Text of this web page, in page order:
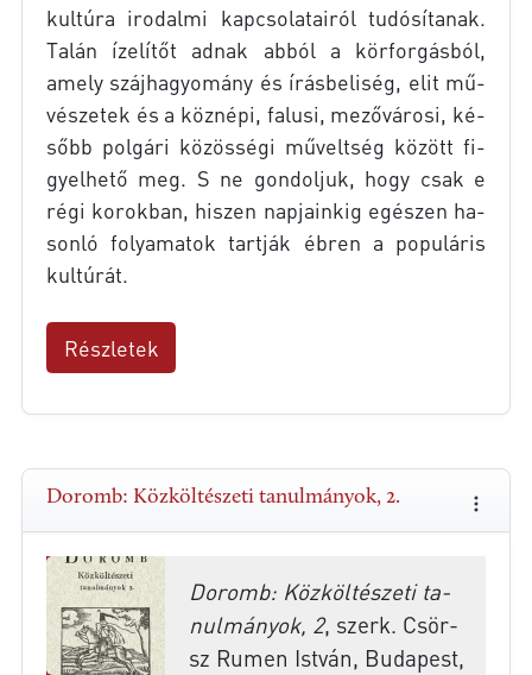
kul­tú­ra iro­dal­mi kap­cso­la­ta­i­ról tu­dó­sí­ta­nak.
Ta­lán íze­lí­tőt ad­nak ab­ból a kör­for­gás­ból,
amely száj­ha­gyo­mány és írás­be­li­ség, elit mű­
vé­sze­tek és a köz­né­pi, fa­lu­si, me­ző­vá­ro­si, ké­
sőbb pol­gá­ri kö­zös­sé­gi mű­velt­ség kö­zött fi­
gyel­he­tő meg. S ne gon­dol­juk, hogy csak e
régi ko­rok­ban, hi­szen nap­ja­in­kig egé­szen ha­
son­ló fo­lya­ma­tok tart­ják éb­ren a po­pu­lá­ris
kul­tú­rát.
Részletek
Doromb: Közköltészeti tanulmányok, 2.
Do­romb: Köz­köl­té­szeti ta­
nul­má­nyok, 2, szerk. Csör­
sz Ru­men Ist­ván, Bu­da­pest,